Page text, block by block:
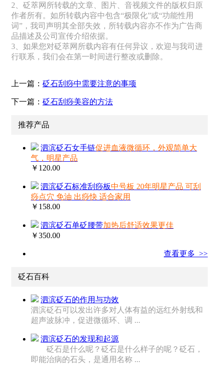
2、砭萃网所转载的文章、图片、音视频文件的版权归原
作者所有。如所转载内容中包含“极限化”或“功能性用
词”，我司声明其全部失效，所转载内容亦不作为广告商
品描述及公司宣传介绍依据。
3、如果您对砭萃网所载内容有任何异议，欢迎与我司进
行联系，我们会在第一时间进行整改或删除。
上一篇： 砭石刮痧中需要注意的事项
下一篇： 砭石刮痧美容的方法
推荐产品
泗滨砭石女手链促进血液微循环，外观简单大
气，明星产品
￥120.00
泗滨砭石标准刮痧板中号板 20年明星产品 可刮
痧点穴 免油 出痧快 适合家用
￥158.00
泗滨砭石单砭腰带加热后舒适效果更佳
￥350.00
查看更多 >>
砭石百科
泗滨砭石的作用与功效
泗滨砭石可以发出许多对人体有益的远红外射线和
超声波脉冲，促进微循环、调 ...
泗滨砭石的发现和起源
砭石是什么呢？砭石是什么样子的呢？砭石，
即能治病的石头，是通用名称 ...